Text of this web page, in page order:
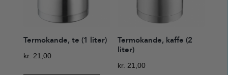
Termokande, te (1 liter)
kr. 21,00
Termokande, kaffe (2
liter)
kr. 21,00